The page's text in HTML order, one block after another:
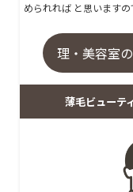
められれば と思いますの
理・美容室
薄毛ビューテ